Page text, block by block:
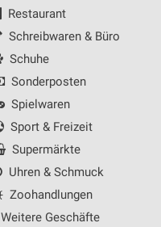
Restaurant
Schreibwaren & Büro
Schuhe
Sonderposten
Spielwaren
Sport & Freizeit
Supermärkte
Uhren & Schmuck
Zoohandlungen
Weitere Geschäfte